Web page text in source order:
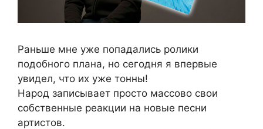
Раньше мне уже попадались ролики
подобного плана, но сегодня я впервые
увидел, что их уже тонны!
Народ записывает просто массово свои
собственные реакции на новые песни
артистов.